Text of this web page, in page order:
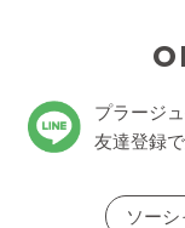
プラージ
友達登録
ソー